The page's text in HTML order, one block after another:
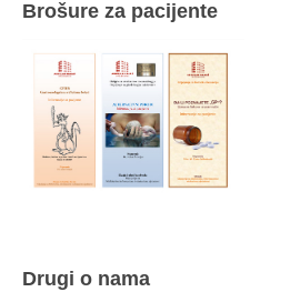
Brošure za pacijente
Drugi o nama